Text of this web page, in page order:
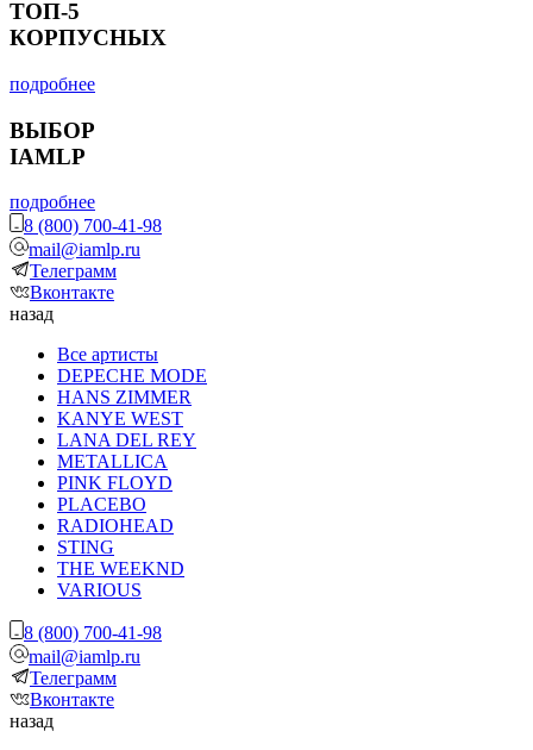
ТОП-5
КОРПУСНЫХ
подробнее
ВЫБОР
IAMLP
подробнее
8 (800) 700-41-98
mail@iamlp.ru
Телеграмм
Вконтакте
назад
Все артисты
DEPECHE MODE
HANS ZIMMER
KANYE WEST
LANA DEL REY
METALLICA
PINK FLOYD
PLACEBO
RADIOHEAD
STING
THE WEEKND
VARIOUS
8 (800) 700-41-98
mail@iamlp.ru
Телеграмм
Вконтакте
назад